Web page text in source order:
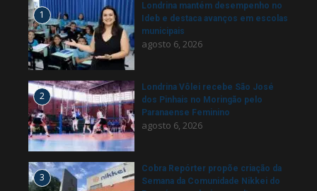
1
Londrina mantém desempenho no
Ideb e destaca avanços em escolas
municipais
agosto 6, 2026
2
Londrina Vôlei recebe São José
dos Pinhais no Moringão pelo
Paranaense Feminino
agosto 6, 2026
3
Cobra Repórter propõe criação da
Semana da Comunidade Nikkei do